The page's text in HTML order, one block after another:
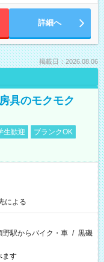
詳細へ
掲載日：2026.08.06
具のモクモク
生歓迎
ブランクOK
による
野駅からバイク・車 / 黒磯
ます